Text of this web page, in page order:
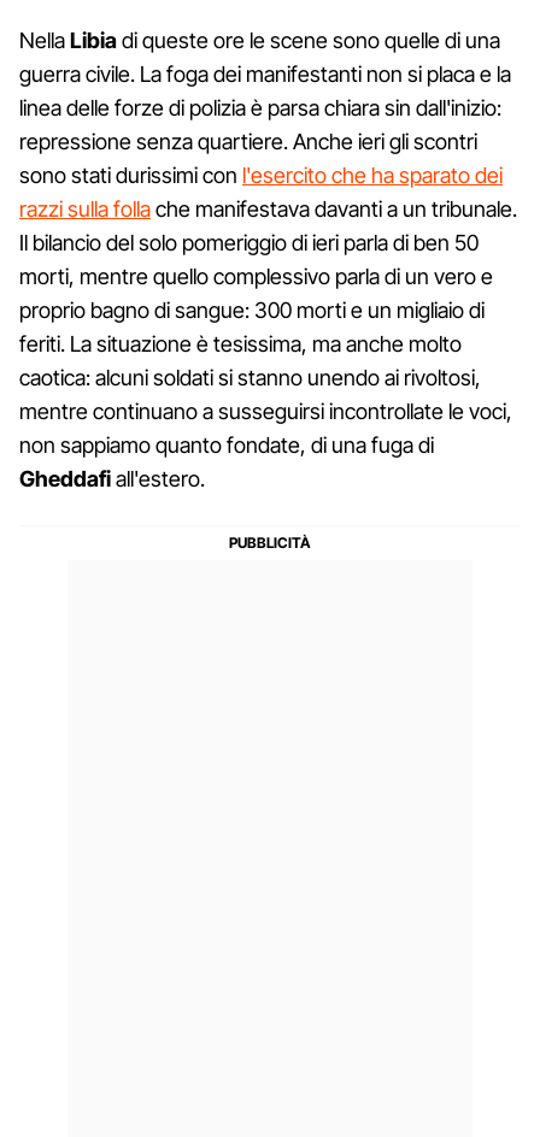
NellaLibiadi queste ore le scene sono quelle di una
guerra civile. La foga dei manifestanti non si placa e la
linea delle forze di polizia è parsa chiara sin dall'inizio:
repressione senza quartiere. Anche ieri gli scontri
sono stati durissimi con l'esercito che ha sparato dei
razzi sulla follache manifestava davanti a un tribunale.
Il bilancio del solo pomeriggio di ieri parla di ben 50
morti, mentre quello complessivo parla di un vero e
proprio bagno di sangue: 300 morti e un migliaio di
feriti. La situazione è tesissima, ma anche molto
caotica: alcuni soldati si stanno unendo ai rivoltosi,
mentre continuano a susseguirsi incontrollate le voci,
non sappiamo quanto fondate, di una fuga di
Gheddafiall'estero.